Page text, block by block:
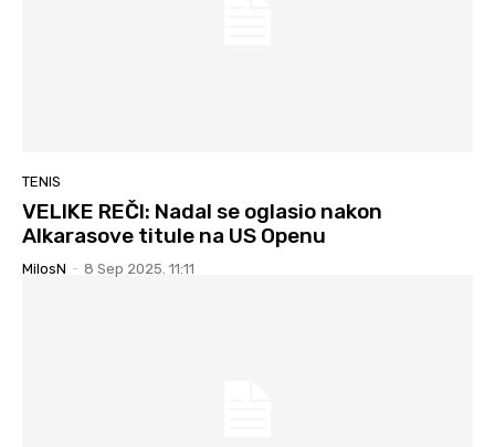
TENIS
VELIKE REČI: Nadal se oglasio nakon
Alkarasove titule na US Openu
MilosN - 8 Sep 2025. 11:11